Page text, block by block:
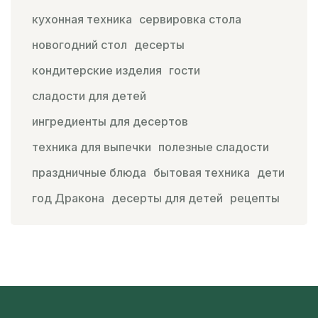
кухонная техника сервировка стола
новогодний стол десерты
кондитерские изделия гости
сладости для детей
ингредиенты для десертов
техника для выпечки полезные сладости
праздничные блюда бытовая техника дети
год Дракона десерты для детей рецепты